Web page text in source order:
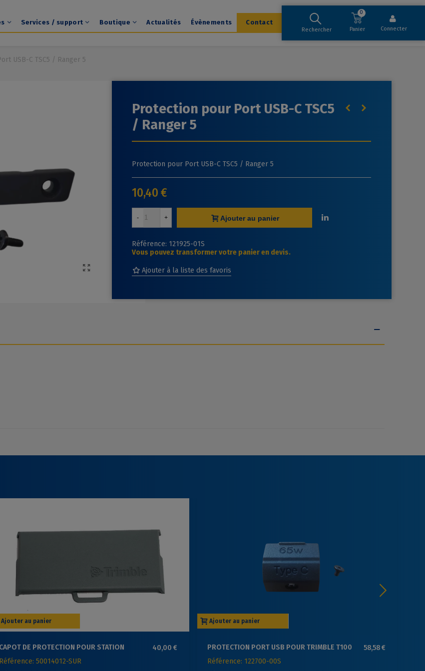
Services / support Boutique Actualités Évènements Contact
Rechercher Panier
0
Connecter
USB-C TSC5 / Ranger 5
Protection pour Port USB-C TSC5
/ Ranger 5
Protection pour Port USB-C TSC5 / Ranger 5
10,40 €
- + Ajouter au panier
Référence: 121925-01S
Vous pouvez transformer votre panier en devis.
Ajouter à la liste des favoris
Ajouter au panier
CAPOT DE PROTECTION POUR STATION
TRIMBLE SÉRIE S & VX
40,00 €
Référence: 50014012-SUR
Ajouter au panier
PROTECTION PORT USB POUR TRIMBLE T100
(AVEC 1 VIS)
58,58 €
Référence: 122700-00S